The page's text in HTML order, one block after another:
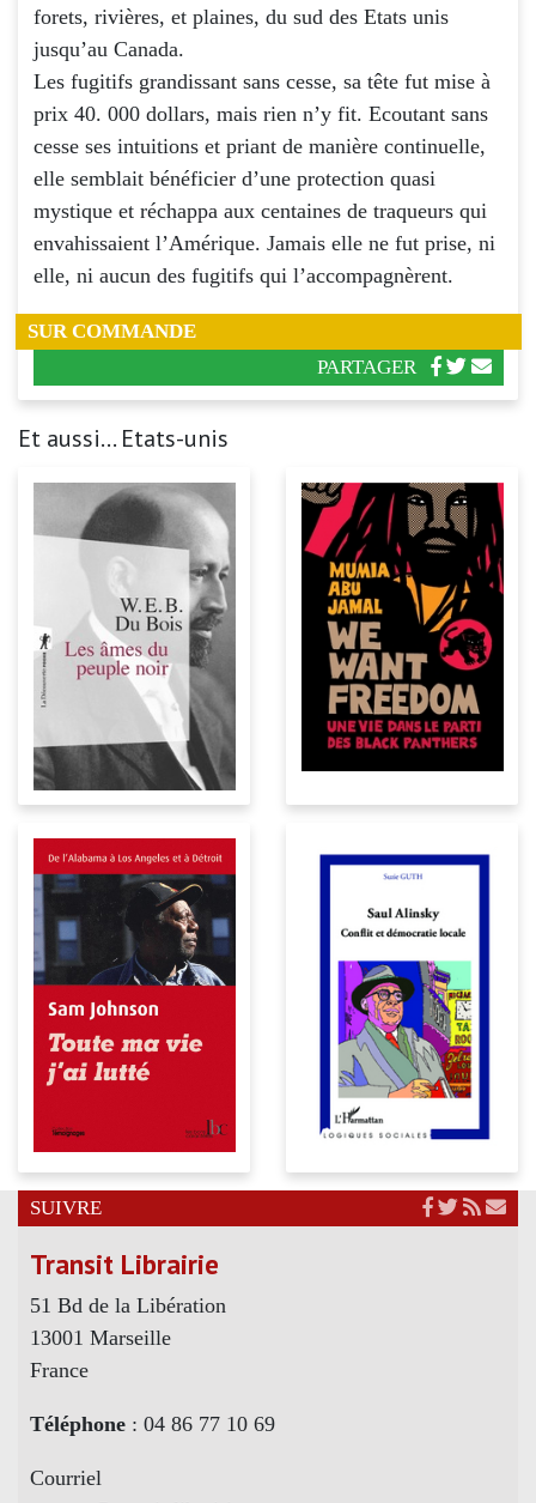
forets, rivières, et plaines, du sud des Etats unis
jusqu’au Canada.
Les fugitifs grandissant sans cesse, sa tête fut mise à
prix 40. 000 dollars, mais rien n’y fit. Ecoutant sans
cesse ses intuitions et priant de manière continuelle,
elle semblait bénéficier d’une protection quasi
mystique et réchappa aux centaines de traqueurs qui
envahissaient l’Amérique. Jamais elle ne fut prise, ni
elle, ni aucun des fugitifs qui l’accompagnèrent.
SUR COMMANDE
PARTAGER
Et aussi... Etats-unis
SUIVRE
Transit Librairie
51 Bd de la Libération
13001 Marseille
France
Téléphone : 04 86 77 10 69
Courriel